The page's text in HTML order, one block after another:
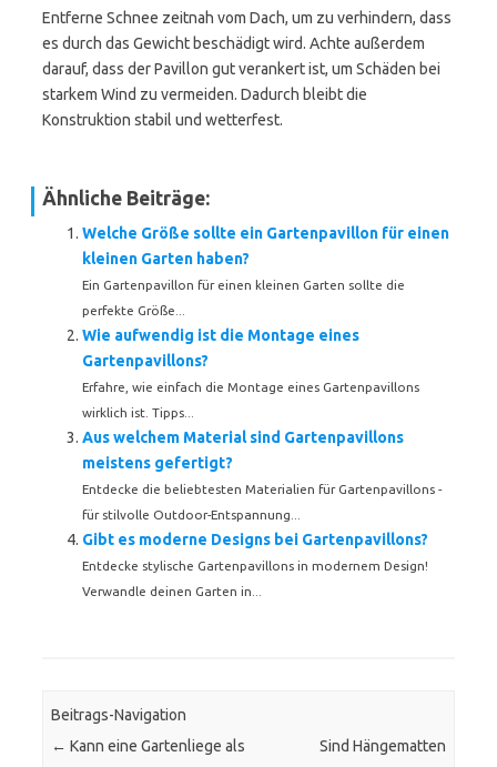
Entferne Schnee zeitnah vom Dach, um zu verhindern, dass
es durch das Gewicht beschädigt wird. Achte außerdem
darauf, dass der Pavillon gut verankert ist, um Schäden bei
starkem Wind zu vermeiden. Dadurch bleibt die
Konstruktion stabil und wetterfest.
Ähnliche Beiträge:
Welche Größe sollte ein Gartenpavillon für einen
kleinen Garten haben?
Ein Gartenpavillon für einen kleinen Garten sollte die
perfekte Größe...
Wie aufwendig ist die Montage eines
Gartenpavillons?
Erfahre, wie einfach die Montage eines Gartenpavillons
wirklich ist. Tipps...
Aus welchem Material sind Gartenpavillons
meistens gefertigt?
Entdecke die beliebtesten Materialien für Gartenpavillons -
für stilvolle Outdoor-Entspannung...
Gibt es moderne Designs bei Gartenpavillons?
Entdecke stylische Gartenpavillons in modernem Design!
Verwandle deinen Garten in...
Beitrags-Navigation
← Kann eine Gartenliege als
Sind Hängematten